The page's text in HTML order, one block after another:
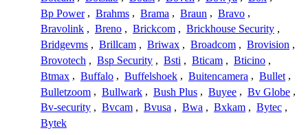
Bp Power , Brahms , Brama , Braun , Bravo ,
Bravolink , Breno , Brickcom , Brickhouse Security ,
Bridgevms , Brillcam , Briwax , Broadcom , Brovision ,
Brovotech , Bsp Security , Bsti , Bticam , Bticino ,
Btmax , Buffalo , Buffelshoek , Buitencamera , Bullet ,
Bulletzoom , Bullwark , Bush Plus , Buyee , Bv Globe ,
Bv-security , Bvcam , Bvusa , Bwa , Bxkam , Bytec ,
Bytek